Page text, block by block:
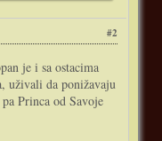
#2
je i sa ostacima
uživali da ponižavaju
Princa od Savoje